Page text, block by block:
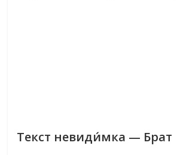
Текст невиди́мка — Брат